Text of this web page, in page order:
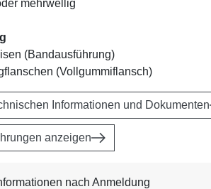
mehrwellig
(Bandausführung)
(Vollgummiflansch)
Informationen und Dokumenten
anzeigen
nach Anmeldung